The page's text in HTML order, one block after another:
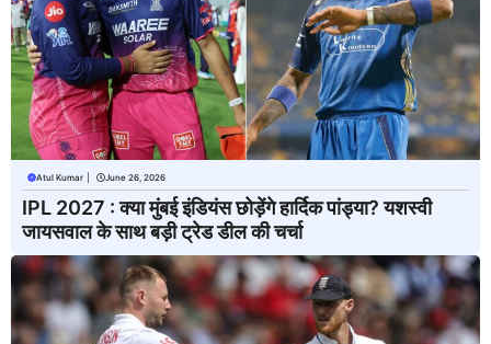
Atul Kumar June 26, 2026
IPL 2027 : क्या मुंबई इंडियंस छोड़ेंगे हार्दिक पांड्या? यशस्वी
जायसवाल के साथ बड़ी ट्रेड डील की चर्चा